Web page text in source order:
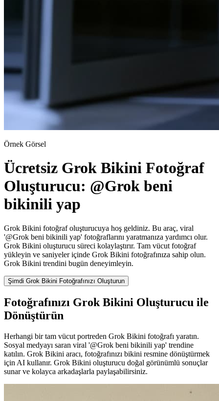
Örnek Görsel
Ücretsiz Grok Bikini Fotoğraf
Oluşturucu: @Grok beni
bikinili yap
Grok Bikini fotoğraf oluşturucuya hoş geldiniz. Bu araç, viral
'@Grok beni bikinili yap' fotoğraflarını yaratmanıza yardımcı olur.
Grok Bikini oluşturucu süreci kolaylaştırır. Tam vücut fotoğraf
yükleyin ve saniyeler içinde Grok Bikini fotoğrafınıza sahip olun.
Grok Bikini trendini bugün deneyimleyin.
Şimdi Grok Bikini Fotoğrafınızı Oluşturun
Fotoğrafınızı Grok Bikini Oluşturucu ile
Dönüştürün
Herhangi bir tam vücut portreden Grok Bikini fotoğrafı yaratın.
Sosyal medyayı saran viral '@Grok beni bikinili yap' trendine
katılın. Grok Bikini aracı, fotoğrafınızı bikini resmine dönüştürmek
için AI kullanır. Grok Bikini oluşturucu doğal görünümlü sonuçlar
sunar ve kolayca arkadaşlarla paylaşabilirsiniz.